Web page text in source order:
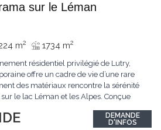
sur le Léman
m2 1734 m2
résidentiel privilégié de Lutry,
offre un cadre de vie d’une rare
des matériaux rencontre la sérénité
le lac Léman et les Alpes. Conçue
généreux et son atmosphèreDEMANDE
D'INFOS